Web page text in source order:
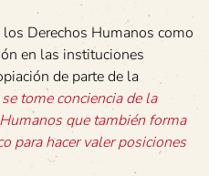
Derechos Humanos como
en las instituciones
de parte de la
tome conciencia de la
que también forma
para hacer valer posiciones